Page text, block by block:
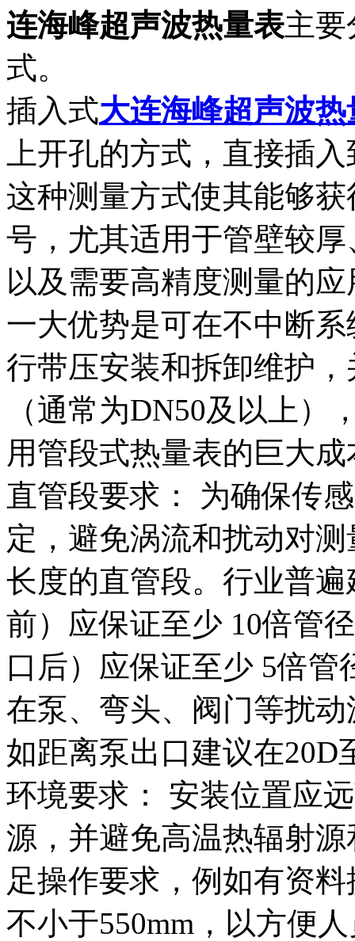
连海峰超声波热量表主
式。
插入式大连海峰超声波热
上开孔的方式，直接插
这种测量方式使其能够
号，尤其适用于管壁较
以及需要高精度测量的
一大优势是可在不中断
行带压安装和拆卸维护
（通常为DN50及以上）
用管段式热量表的巨大成
直管段要求： 为确保传
定，避免涡流和扰动对
长度的直管段。行业普
前）应保证至少 10倍管
口后）应保证至少 5倍
在泵、弯头、阀门等扰
如距离泵出口建议在20D
环境要求： 安装位置应
源，并避免高温热辐射
足操作要求，例如有资
不小于550mm，以方便